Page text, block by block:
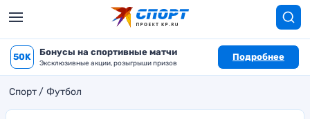
50K Бонусы на спортивные матчи
Эксклюзивные акции, розыгрыши призов
Подробнее
Спорт Футбол